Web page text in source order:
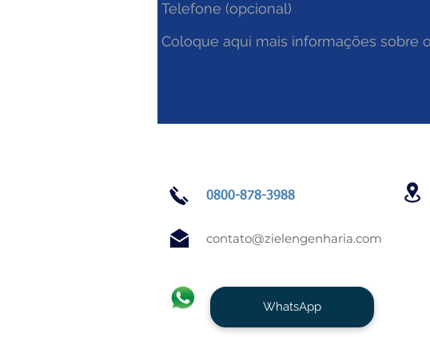
0800-878-3988
contato@zielengenharia.com
WhatsApp